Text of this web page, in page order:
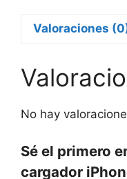
Valoraciones
No hay
Sé el primero
cargador